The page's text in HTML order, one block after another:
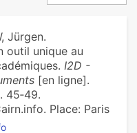
Jürgen.
outil unique au
I2D -
[en ligne].
45‑49.
Place: Paris